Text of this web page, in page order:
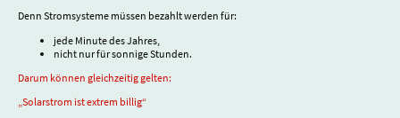
Denn Stromsysteme müssen bezahlt werden für:
jede Minute des Jahres,
nicht nur für sonnige Stunden.
Darum können gleichzeitig gelten:
„Solarstrom ist extrem billig“